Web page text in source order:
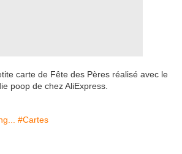
carte de Fête des Pères réalisé avec le
poop de chez AliExpress.
#Cartes